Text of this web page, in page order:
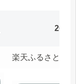
楽天ふるさと